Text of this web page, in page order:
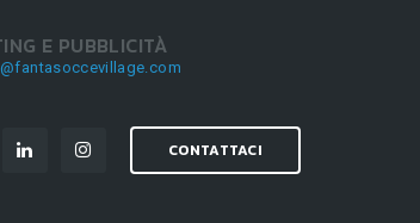
E PUBBLICITÀ
CONTATTACI